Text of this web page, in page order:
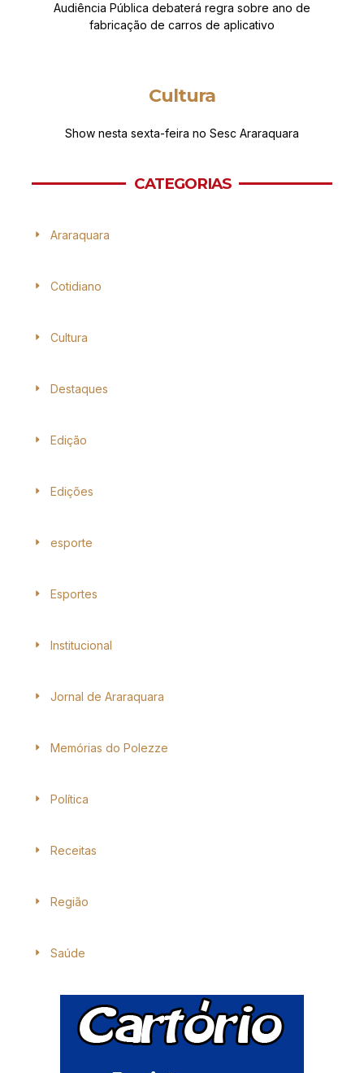
Audiência Pública debaterá regra sobre ano de
fabricação de carros de aplicativo
Cultura
Show nesta sexta-feira no Sesc Araraquara
CATEGORIAS
Araraquara
Cotidiano
Cultura
Destaques
Edição
Edições
esporte
Esportes
Institucional
Jornal de Araraquara
Memórias do Polezze
Política
Receitas
Região
Saúde